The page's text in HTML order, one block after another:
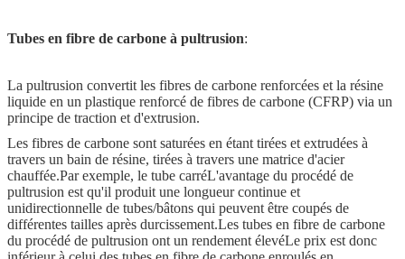
Tubes en fibre de carbone à pultrusion:
La pultrusion convertit les fibres de carbone renforcées et la résine
liquide en un plastique renforcé de fibres de carbone (CFRP) via un
principe de traction et d'extrusion.
Les fibres de carbone sont saturées en étant tirées et extrudées à
travers un bain de résine, tirées à travers une matrice d'acier
chauffée.Par exemple, le tube carréL'avantage du procédé de
pultrusion est qu'il produit une longueur continue et
unidirectionnelle de tubes/bâtons qui peuvent être coupés de
différentes tailles après durcissement.Les tubes en fibre de carbone
du procédé de pultrusion ont un rendement élevéLe prix est donc